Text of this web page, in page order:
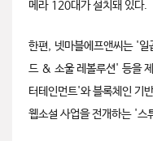
메라 120대가 설치돼 있다.
한편, 넷마블에프앤씨는 '일
드 & 소울 레볼루션' 등을
터테인먼트'와 블록체인 기
웹소설 사업을 전개하는 '스